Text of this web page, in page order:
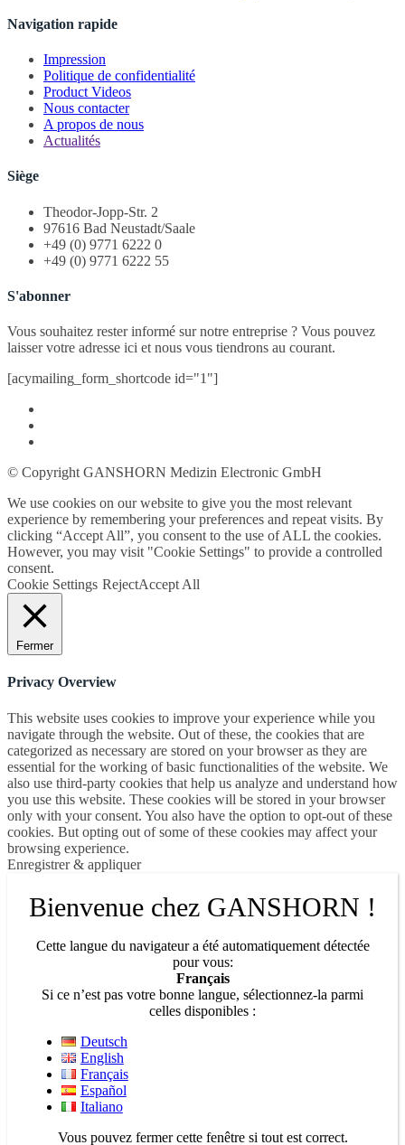
Navigation rapide
Impression
Politique de confidentialité
Product Videos
Nous contacter
A propos de nous
Actualités
Siège
Theodor-Jopp-Str. 2
97616 Bad Neustadt/Saale
+49 (0) 9771 6222 0
+49 (0) 9771 6222 55
S'abonner
Vous souhaitez rester informé sur notre entreprise ? Vous pouvez
laisser votre adresse ici et nous vous tiendrons au courant.
[acymailing_form_shortcode id="1"]
© Copyright GANSHORN Medizin Electronic GmbH
We use cookies on our website to give you the most relevant
experience by remembering your preferences and repeat visits. By
clicking “Accept All”, you consent to the use of ALL the cookies.
However, you may visit "Cookie Settings" to provide a controlled
consent.
Cookie Settings RejectAccept All
Fermer
Privacy Overview
This website uses cookies to improve your experience while you
navigate through the website. Out of these, the cookies that are
categorized as necessary are stored on your browser as they are
essential for the working of basic functionalities of the website. We
also use third-party cookies that help us analyze and understand how
you use this website. These cookies will be stored in your browser
only with your consent. You also have the option to opt-out of these
cookies. But opting out of some of these cookies may affect your
browsing experience.
Enregistrer & appliquer
Bienvenue chez GANSHORN !
Cette langue du navigateur a été automatiquement détectée
pour vous:
Français
Si ce n’est pas votre bonne langue, sélectionnez-la parmi
celles disponibles :
Deutsch
English
Français
Español
Italiano
Vous pouvez fermer cette fenêtre si tout est correct.